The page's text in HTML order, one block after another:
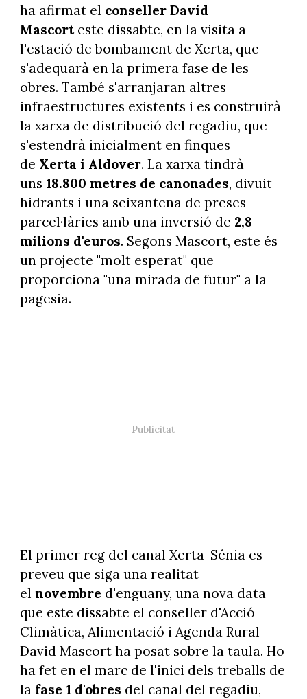
ha afirmat el conseller David
Mascorteste dissabte, en la visita a
l'estació de bombament de Xerta, que
s'adequarà en la primera fase de les
obres. També s'arranjaran altres
infraestructures existents i es construirà
la xarxa de distribució del regadiu, que
s'estendrà inicialment en finques
de Xerta i Aldover. La xarxa tindrà
uns 18.800 metres de canonades, divuit
hidrants i una seixantena de preses
parcel·làries amb una inversió de 2,8
milions d'euros. Segons Mascort, este és
un projecte "molt esperat" que
proporciona "una mirada de futur" a la
pagesia.
El primer reg del canal Xerta-Sénia es
preveu que siga una realitat
el novembre d'enguany, una nova data
que este dissabte el conseller d'Acció
Climàtica, Alimentació i Agenda Rural
David Mascort ha posat sobre la taula. Ho
ha fet en el marc de l'inici dels treballs de
lafase 1 d'obres del canal del regadiu,